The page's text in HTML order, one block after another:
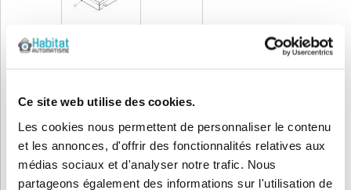
Ce site web utilise des cookies.
Les cookies nous permettent de personnaliser le contenu
et les annonces, d'offrir des fonctionnalités relatives aux
médias sociaux et d'analyser notre trafic. Nous
partageons également des informations sur l'utilisation de
144,44 €
120,37 €